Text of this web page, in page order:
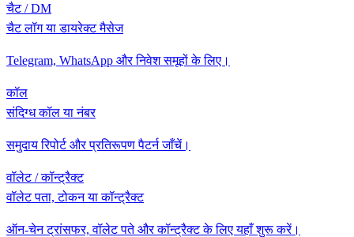
चैट / DM
चैट लॉग या डायरेक्ट मैसेज
Telegram, WhatsApp और निवेश समूहों के लिए।
कॉल
संदिग्ध कॉल या नंबर
समुदाय रिपोर्ट और प्रतिरूपण पैटर्न जाँचें।
वॉलेट / कॉन्ट्रैक्ट
वॉलेट पता, टोकन या कॉन्ट्रैक्ट
ऑन-चेन ट्रांसफर, वॉलेट पते और कॉन्ट्रैक्ट के लिए यहाँ शुरू करें।